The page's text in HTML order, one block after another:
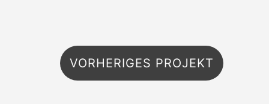
Beitragsnavigation
VORHERIGES PROJEKT